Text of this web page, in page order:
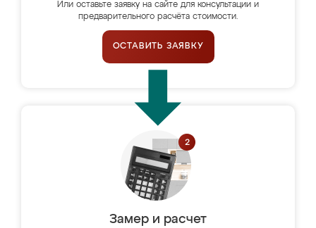
Или оставьте заявку на сайте для консультации и
предварительного расчёта стоимости.
ОСТАВИТЬ ЗАЯВКУ
Замер и расчет